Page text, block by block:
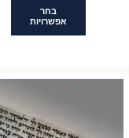
בחר
אפשרויות
סוגים.